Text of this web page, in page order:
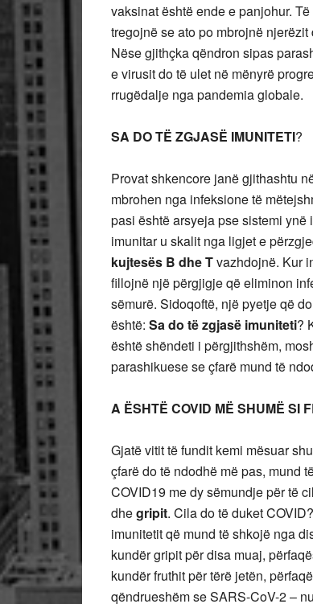
vaksinat është ende e panjohur.
tregojnë se ato po mbrojnë
Nëse gjithçka qëndron sipas
e virusit do të ulet në mënyrë
rrugëdalje nga pandemia globale.
SA DO TË ZGJASË IMUNITETI?
Provat shkencore janë gjithashtu
mbrohen nga infeksione të
pasi është arsyeja pse sistemi
imunitar u skalit nga ligjet e
kujtesës B dhe Tvazhdojnë. Kur
fillojnë një përgjigje që eliminon
sëmurë. Sidoqoftë, një pyetje që
është: Sa do të zgjasë imuniteti?
është shëndeti i përgjithshëm,
parashikuese se çfarë mund të
A ËSHTË COVID MË SHUMË SI
Gjatë vitit të fundit kemi mësuar
çfarë do të ndodhë më pas, mund
COVID19 me dy sëmundje për të
dhegripit. Cila do të duket
imunitetit që mund të shkojë nga
kundër gripit për disa muaj,
kundër fruthit për tërë jetën,
qëndrueshëm se SARS-CoV-2 –